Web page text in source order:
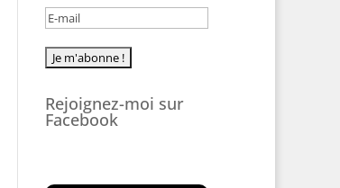
Rejoignez-moi sur
Facebook